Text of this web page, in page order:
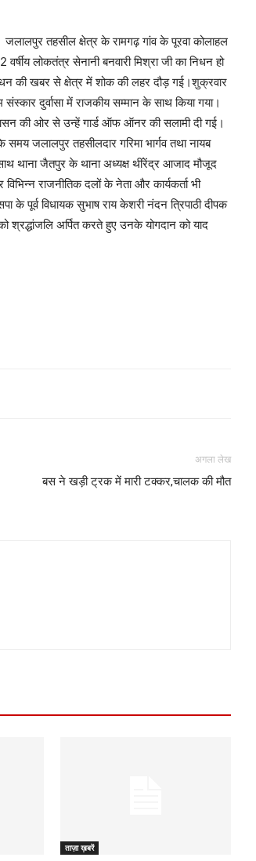
तहसील क्षेत्र के रामगढ़ गांव के पूरवा कोलाहल
वर्षीय लोकतंत्र सेनानी बनवारी मिश्रा जी का निधन हो
की खबर से क्षेत्र में शोक की लहर दौड़ गई।शुक्रवार
दुर्वासा में राजकीय सम्मान के साथ किया गया।
की ओर से उन्हें गार्ड ऑफ ऑनर की सलामी दी गई।
जलालपुर तहसीलदार गरिमा भार्गव तथा नायब
थाना जैतपुर के थाना अध्यक्ष थींरेंद्र आजाद मौजूद
राजनीतिक दलों के नेता और कार्यकर्ता भी
के पूर्व विधायक सुभाष राय केशरी नंदन त्रिपाठी दीपक
श्रद्धांजलि अर्पित करते हुए उनके योगदान को याद
अगला लेख
बस ने खड़ी ट्रक में मारी टक्कर,चालक की मौत
ताज़ा ख़बरें